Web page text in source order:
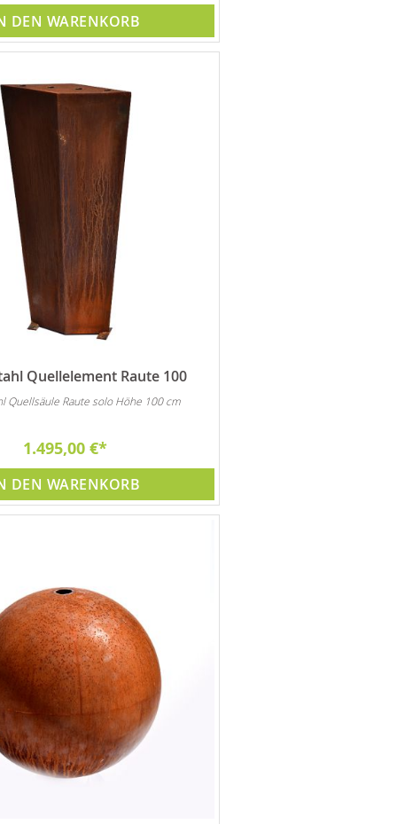
DEN WARENKORB
Quellelement Raute 100
Quellsäule Raute solo Höhe 100 cm
1.495,00 €
DEN WARENKORB